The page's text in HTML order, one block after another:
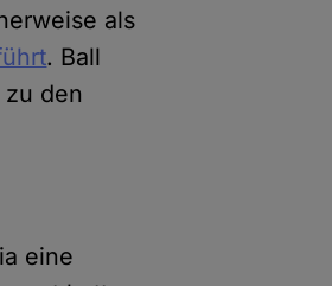
als
. Ball
den
eine